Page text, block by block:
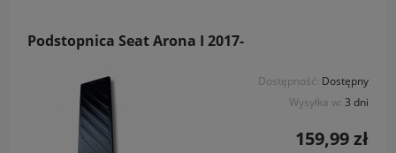
Podstopnica Seat Arona I 2017-
Dostępność: Dostępny
Wysyłka w: 3 dni
159,99 zł